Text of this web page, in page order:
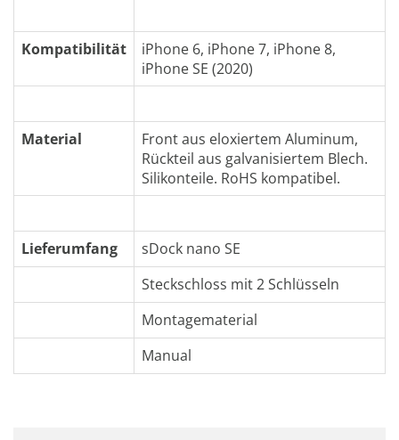
Kompatibilität
iPhone 6, iPhone 7, iPhone 8,
iPhone SE (2020)
Material
Front aus eloxiertem Aluminum,
Rückteil aus galvanisiertem Blech.
Silikonteile. RoHS kompatibel.
Lieferumfang
sDock nano SE
Steckschloss mit 2 Schlüsseln
Montagematerial
Manual